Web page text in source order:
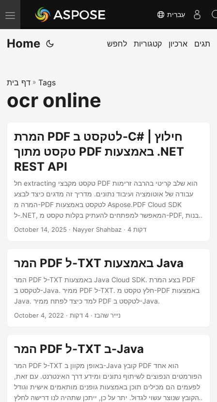
T
o
g
e
n
g
o
עִברִית
Home לחפש קטגוריות ארכיון תגים
דף בית » Tags
ocr online
המרת PDF לטקסט ב-C# | חילוץ
טקסט מתוך PDF באמצעות .NET
REST API
חל extracting טקסט מקבצי PDF הוא שלב קריטי בהרבה זרימות
עבודה של אוטומציה ועיבוד נתונים. מדריך זה מדגים כיצד לבצע
המרה מ-PDF לטקסט באמצעות Aspose.PDF Cloud SDK
ל-.NET, המאפשר למפתחים להעתיק בקלות טקסט מ-PDF, לבנות
המ converter PDF ל-TXT, ולשלב יכולות OCR למסמכים סרוקים
October 14, 2025 · Nayyer Shahbaz · 4 דקות
המר PDF ל-TXT באמצעות Java
המר PDF ל-TXT באמצעות Java Cloud SDK. בצע המרת PDF
לטקסט ב-Java. ממיר PDF ל-TXT. חלץ טקסט מ-PDF באמצעות
Java. למד כיצד לפתח ממיר PDF לטקסט ב-Java.
October 4, 2022 · ניייר שהבז · 4 דקות
המר PDF ל-TXT ב-Java
המר PDF ל-TXT באופן מקוון ב-Java קובץ PDF הוא אחד
הפורמטים הנפוצים לשיתוף נתונים ומידע דרך האינטרנט. עם זאת,
לפעמים הם מכילים תוכן באמצעות גופנים מותאמים אישית וגודל
הקובץ שנוצר עשוי לגדול. יתר על כן, ייתכן שתהיה לנו דרישה לחלץ